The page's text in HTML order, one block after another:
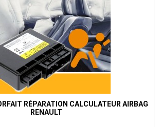
RÉPARATION CALCULATEUR AIRBAG
RENAULT